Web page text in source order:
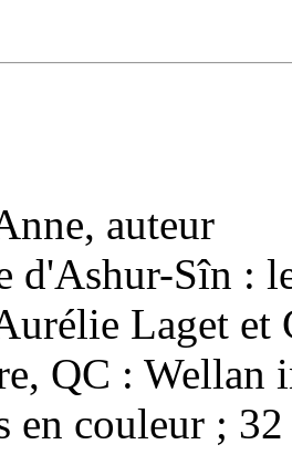
auteur
d'Ashur-Sîn :
Laget
QC :
en couleur ;